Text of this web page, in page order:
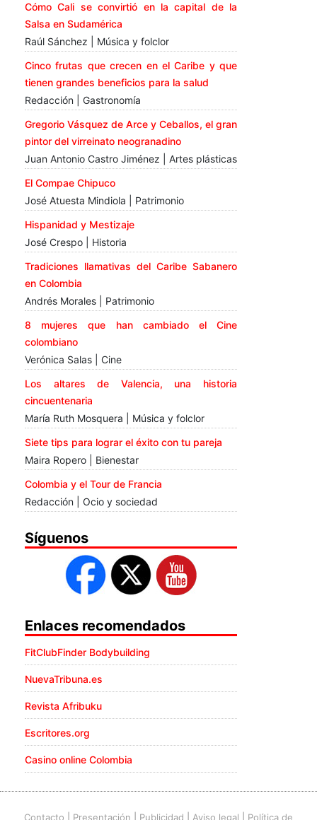
Cómo Cali se convirtió en la capital de la
Salsa en Sudamérica
Raúl Sánchez | Música y folclor
Cinco frutas que crecen en el Caribe y que
tienen grandes beneficios para la salud
Redacción | Gastronomía
Gregorio Vásquez de Arce y Ceballos, el gran
pintor del virreinato neogranadino
Juan Antonio Castro Jiménez | Artes plásticas
El Compae Chipuco
José Atuesta Mindiola | Patrimonio
Hispanidad y Mestizaje
José Crespo | Historia
Tradiciones llamativas del Caribe Sabanero
en Colombia
Andrés Morales | Patrimonio
8 mujeres que han cambiado el Cine
colombiano
Verónica Salas | Cine
Los altares de Valencia, una historia
cincuentenaria
María Ruth Mosquera | Música y folclor
Siete tips para lograr el éxito con tu pareja
Maira Ropero | Bienestar
Colombia y el Tour de Francia
Redacción | Ocio y sociedad
Síguenos
Enlaces recomendados
FitClubFinder Bodybuilding
NuevaTribuna.es
Revista Afribuku
Escritores.org
Casino online Colombia
Contacto Presentación Publicidad Aviso legal Política de